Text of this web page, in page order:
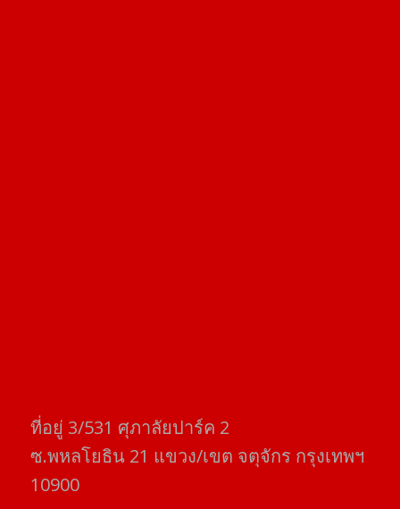
ที่อยู่​ 3/531​ ศุภาลัยปาร์ค​ 2
ซ.พหลโยธิน​ 21​ แขวง/เขต​ จตุจักร​ กรุงเทพฯ
10900